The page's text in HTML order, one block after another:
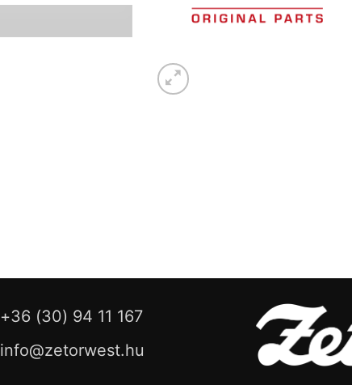
+36 (30) 94 11 167
info@zetorwest.hu